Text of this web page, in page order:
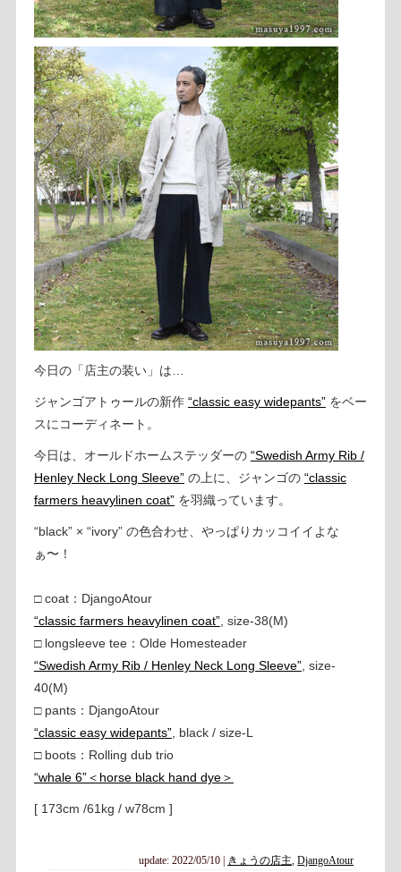
今日の「店主の装い」は…
ジャンゴアトゥールの新作 “classic easy widepants”をベー
スにコーディネート。
今日は、オールドホームステッダーの “Swedish Army Rib /
Henley Neck Long Sleeve”の上に、ジャンゴの “classic
farmers heavylinen coat”を羽織っています。
“black” × “ivory” の色合わせ、やっぱりカッコイイよな
ぁ〜！
□ coat：DjangoAtour
“classic farmers heavylinen coat”, size-38(M)
□ longsleeve tee：Olde Homesteader
“Swedish Army Rib / Henley Neck Long Sleeve”, size-
40(M)
□ pants：DjangoAtour
“classic easy widepants”, black / size-L
□ boots：Rolling dub trio
“whale 6”＜horse black hand dye＞
[ 173cm /61kg / w78cm ]
update: 2022/05/10 | きょうの店主 ,DjangoAtour